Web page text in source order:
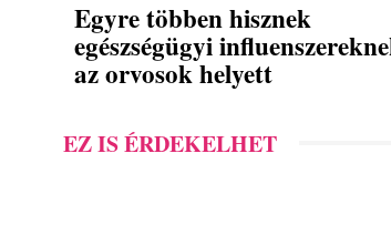
Egyre többen hisznek
egészségügyi
az orvosok helyett
EZ IS ÉRDEKELHET